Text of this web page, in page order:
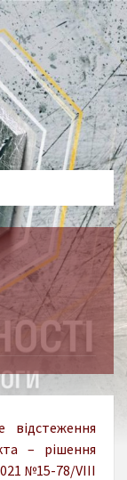
відстеження
– рішення
№15-78/VIII